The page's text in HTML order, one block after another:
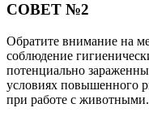
СОВЕТ №2
Обратите внимание на
соблюдение
потенциально
условиях повышенного
при работе с животными.